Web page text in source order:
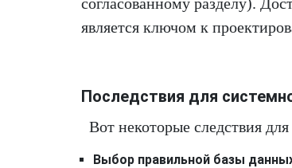
является ключом к
Последствия для
Вот некоторые следствия
Выбор правильной базы